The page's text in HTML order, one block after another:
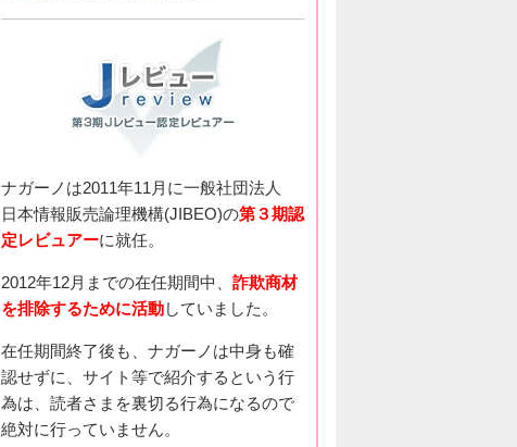
ナガーノは2011年11月に一般社団法人
日本情報販売論理機構(JIBEO)の第３期認
定レビュアーに就任。
2012年12月までの在任期間中、 詐欺商材
を排除するために活動していました。
在任期間終了後も、ナガーノは中身も確
認せずに、サイト等で紹介するという行
為は、読者さまを裏切る行為になるので
絶対に行っていません。